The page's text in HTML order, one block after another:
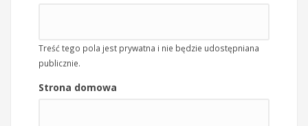
Treść tego pola jest prywatna i nie będzie udostępniana
publicznie.
Strona domowa